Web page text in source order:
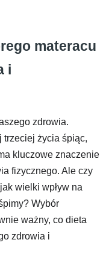
materacu
i
zdrowia.
trzeciej życia śpiąc,
kluczowe znaczenie
fizycznego. Ale czy
wielki wpływ na
Wybór
ważny, co dieta
zdrowia i